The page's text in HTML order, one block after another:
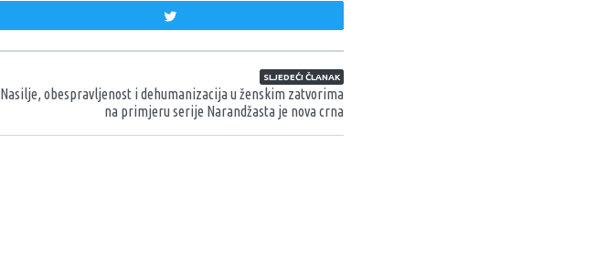
SLJEDEĆI ČLANAK
Nasilje, obespravljenost i dehumanizacija u ženskim zatvorima
na primjeru serije Narandžasta je nova crna